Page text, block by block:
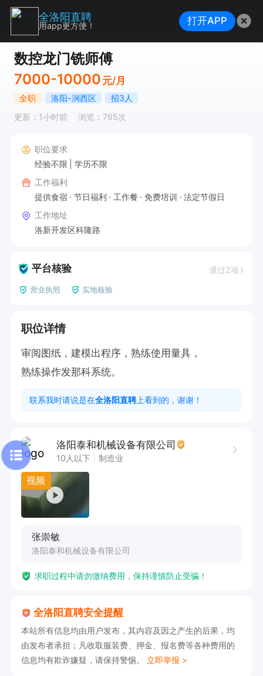
数控龙门铣师傅
7000-10000 元/月
全职 洛阳-涧西区
招3人
更新：1小时前
浏览：765次
职位要求
经验不限
学历不限
工作福利
提供食宿
节日福利 工作餐 免费培训
法定节假日
工作地址
洛新开发区科隆路
平台核验 通过2项
营业执照 实地核验
职位详情
审阅图纸，建模出程序，熟练使用量具，
熟练操作发那科系统。
联系我时请说是在全洛阳直聘 上看到的，谢谢！
洛阳泰和机械设备有限公司
10人以下 制造业
视频
张崇敏
洛阳泰和机械设备有限公司
求职过程中请勿缴纳费用，保持谨慎防止受骗！
全洛阳直聘安全提醒
本站所有信息均由用户发布，其内容及因之产生的后果，均
由发布者承担；凡收取服装费、押金、报名费等各种费用的
信息均有欺诈嫌疑，请保持警惕。 立即举报 >
全洛阳直聘
用app更方便！ 打开APP